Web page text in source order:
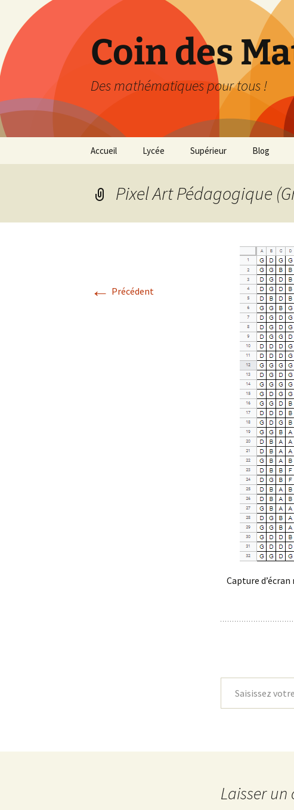
contenu
Coin des
Des mathématiques pour tous !
Accueil Lycée
Terminale Générale
Supérieur Blog
Pixel Art Pédagogique
← Précédent
Capture
Saisissez votre adresse e-mail…
Laisser